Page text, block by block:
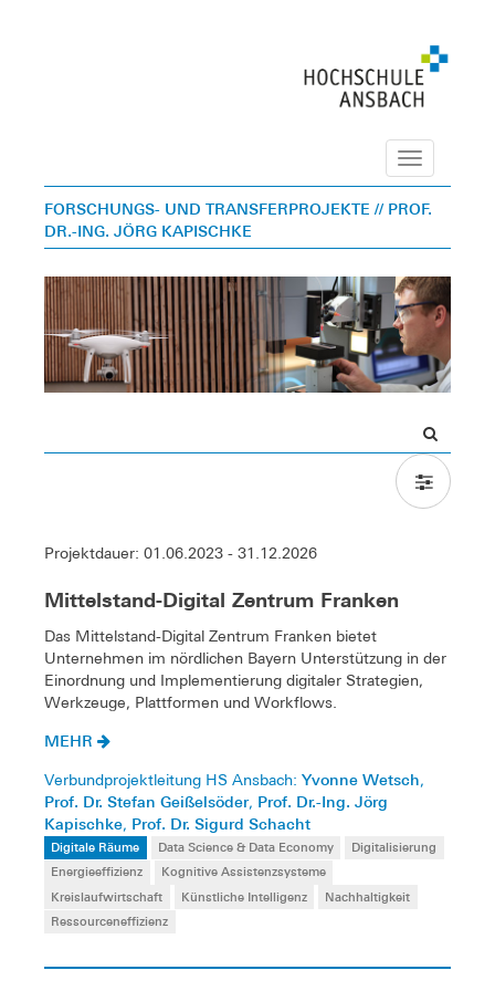
Navigation
FORSCHUNGS- UND TRANSFERPROJEKTE // PROF.
DR.-ING. JÖRG KAPISCHKE
Projektdauer: 01.06.2023 - 31.12.2026
Mittelstand-Digital Zentrum Franken
Das Mittelstand-Digital Zentrum Franken bietet
Unternehmen im nördlichen Bayern Unterstützung in der
Einordnung und Implementierung digitaler Strategien,
Werkzeuge, Plattformen und Workflows.
MEHR
Verbundprojektleitung HS Ansbach: Yvonne Wetsch,
Prof. Dr. Stefan Geißelsöder, Prof. Dr.-Ing. Jörg
Kapischke, Prof. Dr. Sigurd Schacht
Digitale Räume Data Science & Data Economy
Digitalisierung
Energieeffizienz
Kognitive Assistenzsysteme
Kreislaufwirtschaft
Künstliche Intelligenz
Nachhaltigkeit
Ressourceneffizienz